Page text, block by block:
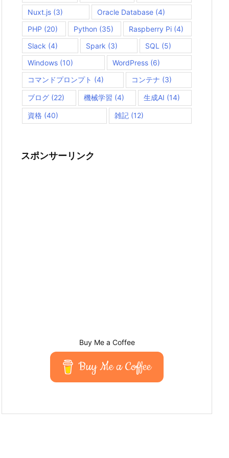
Nuxt.js (3) Oracle Database (4)
PHP (20) Python (35) Raspberry Pi (4)
Slack (4) Spark (3) SQL (5)
Windows (10) WordPress (6)
コマンドプロンプト (4) コンテナ (3)
ブログ (22) 機械学習 (4) 生成AI (14)
資格 (40) 雑記(12)
スポンサーリンク
Buy Me a Coffee
Buy Me a Coffee